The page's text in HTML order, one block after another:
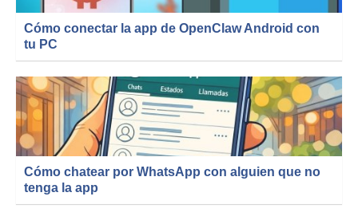
Cómo conectar la app de OpenClaw Android con
tu PC
Cómo chatear por WhatsApp con alguien que no
tenga la app